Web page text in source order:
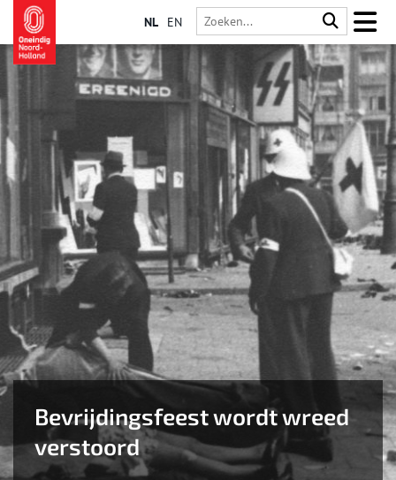
NL EN
Bevrijdingsfeest wordt wreed
verstoord